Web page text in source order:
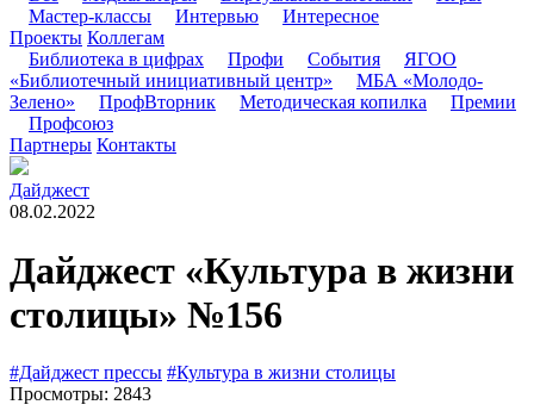
Мастер-классы
Интервью
Интересное
Проекты Коллегам
Библиотека в цифрах
Профи События
ЯГОО
«Библиотечный инициативный центр»
МБА «Молодо-
Зелено»
ПрофВторник Методическая копилка
Премии
Профсоюз
Партнеры Контакты
Дайджест
08.02.2022
Дайджест «Культура в жизни
столицы» №156
#Дайджест прессы #Культура в жизни столицы
Просмотры: 2843